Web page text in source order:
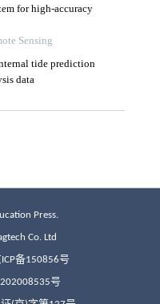
Press.
Co. Ltd
ICP备150856号
号